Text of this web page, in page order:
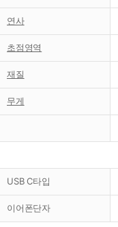
연사
초점영역
재질
무게
USB C타입
이어폰단자